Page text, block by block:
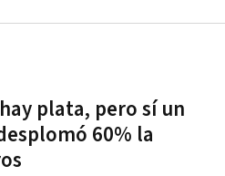
plata, pero sí un
60% la